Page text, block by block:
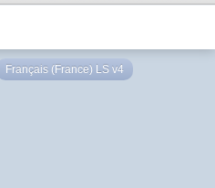
Français (France) LS v4